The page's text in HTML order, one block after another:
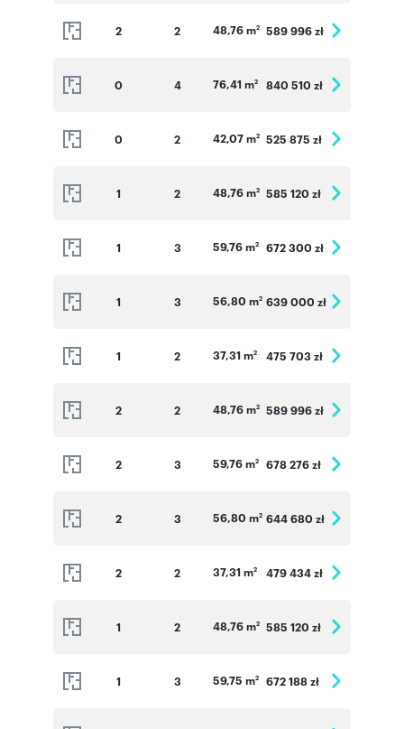
2 2 48,76 m2 589 996 zł
0 4 76,41 m2 840 510 zł
0 2 42,07 m2 525 875 zł
1 2 48,76 m2 585 120 zł
1 3 59,76 m2 672 300 zł
1 3 56,80 m2 639 000 zł
1 2 37,31 m2 475 703 zł
2 2 48,76 m2 589 996 zł
2 3 59,76 m2 678 276 zł
2 3 56,80 m2 644 680 zł
2 2 37,31 m2 479 434 zł
1 2 48,76 m2 585 120 zł
1 3 59,75 m2 672 188 zł